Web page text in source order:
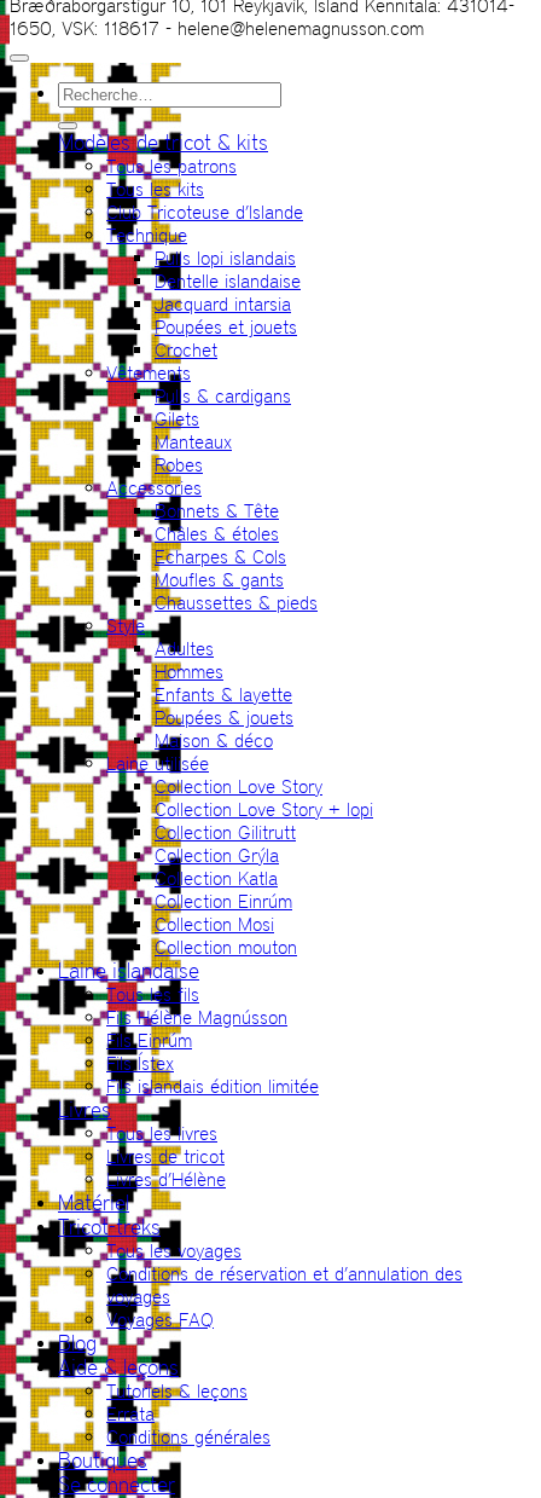
Bræðraborgarstígur 10, 101 Reykjavík, Ísland Kennitala: 431014-
1650, VSK: 118617 - helene@helenemagnusson.com
Recherche
pour :
Modèles de tricot & kits
Tous les patrons
Tous les kits
Club Tricoteuse d’Islande
Technique
Pulls lopi islandais
Dentelle islandaise
Jacquard intarsia
Poupées et jouets
Crochet
Vêtements
Pulls & cardigans
Gilets
Manteaux
Robes
Accessories
Bonnets & Tête
Châles & étoles
Echarpes & Cols
Moufles & gants
Chaussettes & pieds
Style
Adultes
Hommes
Enfants & layette
Poupées & jouets
Maison & déco
Laine utilisée
Collection Love Story
Collection Love Story + lopi
Collection Gilitrutt
Collection Grýla
Collection Katla
Collection Einrúm
Collection Mosi
Collection mouton
Laine islandaise
Tous les fils
Fils Hélène Magnússon
Fils Einrúm
Fils Ístex
Fils islandais édition limitée
Livres
Tous les livres
Livres de tricot
Livres d’Hélène
Matériel
Tricot-treks
Tous les voyages
Conditions de réservation et d’annulation des
voyages
Voyages FAQ
Blog
Aide & leçons
Tutoriels & leçons
Errata
Conditions générales
Boutiques
Se connecter